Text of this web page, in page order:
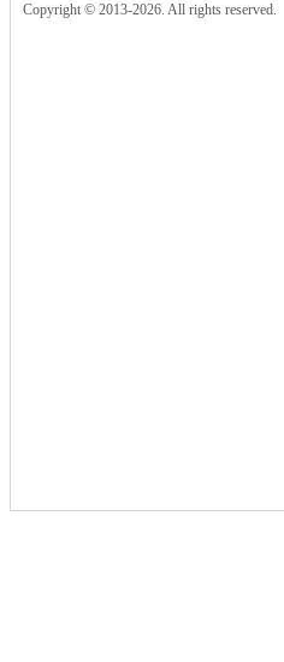
Copyright © 2013-2026. All rights reserved.